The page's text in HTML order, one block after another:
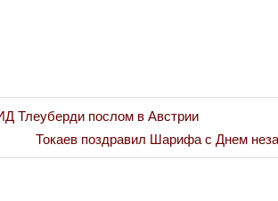
Тлеуберди послом в Австрии
Next
Post:
Токаев поздравил Шарифа с Днем